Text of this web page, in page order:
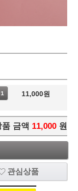
11,000원
금액 11,000 원
관심상품